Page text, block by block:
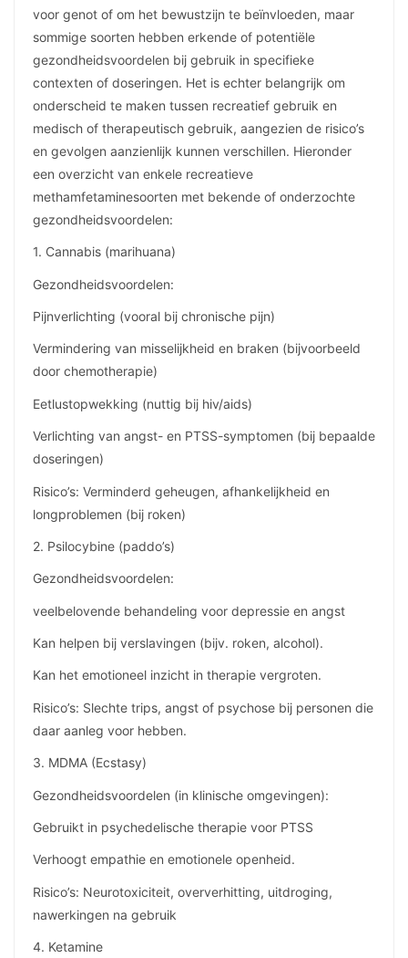
voor genot of om het bewustzijn te beïnvloeden, maar
sommige soorten hebben erkende of potentiële
gezondheidsvoordelen bij gebruik in specifieke
contexten of doseringen. Het is echter belangrijk om
onderscheid te maken tussen recreatief gebruik en
medisch of therapeutisch gebruik, aangezien de risico’s
en gevolgen aanzienlijk kunnen verschillen. Hieronder
een overzicht van enkele recreatieve
methamfetaminesoorten met bekende of onderzochte
gezondheidsvoordelen:
1. Cannabis (marihuana)
Gezondheidsvoordelen:
Pijnverlichting (vooral bij chronische pijn)
Vermindering van misselijkheid en braken (bijvoorbeeld
door chemotherapie)
Eetlustopwekking (nuttig bij hiv/aids)
Verlichting van angst- en PTSS-symptomen (bij bepaalde
doseringen)
Risico’s: Verminderd geheugen, afhankelijkheid en
longproblemen (bij roken)
2. Psilocybine (paddo’s)
Gezondheidsvoordelen:
veelbelovende behandeling voor depressie en angst
Kan helpen bij verslavingen (bijv. roken, alcohol).
Kan het emotioneel inzicht in therapie vergroten.
Risico’s: Slechte trips, angst of psychose bij personen die
daar aanleg voor hebben.
3. MDMA (Ecstasy)
Gezondheidsvoordelen (in klinische omgevingen):
Gebruikt in psychedelische therapie voor PTSS
Verhoogt empathie en emotionele openheid.
Risico’s: Neurotoxiciteit, oververhitting, uitdroging,
nawerkingen na gebruik
4. Ketamine